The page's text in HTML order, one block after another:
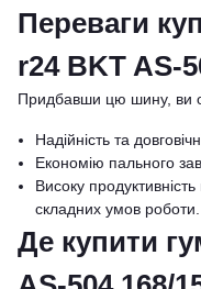
Переваги
r24 BKT AS-
Придбавши цю шину, ви
Надійність та
Економію пального
Високу
складних умов роботи.
Де купити